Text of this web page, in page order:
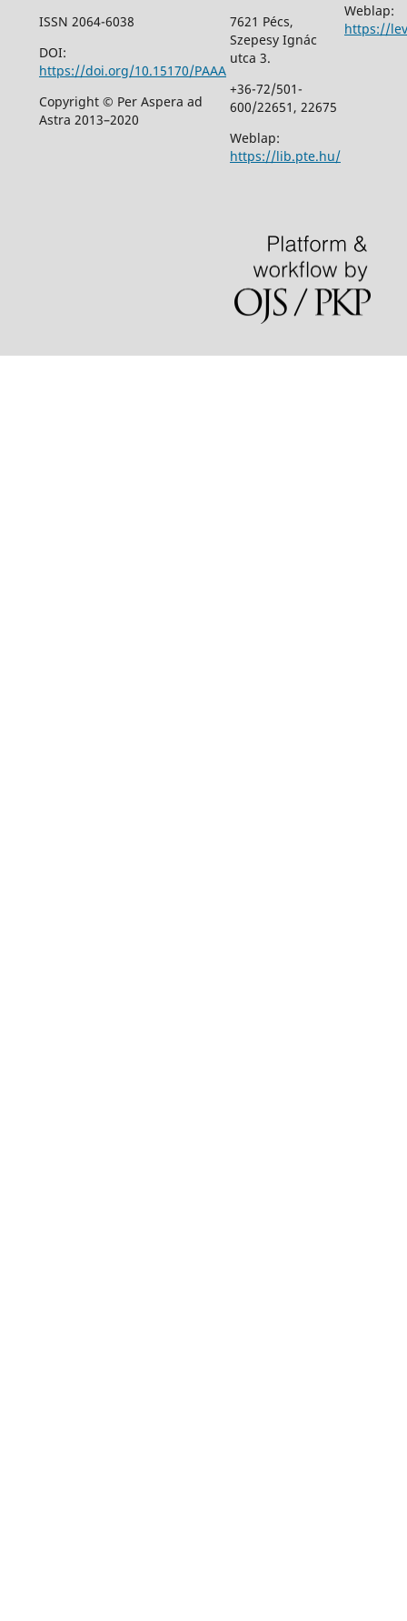
ISSN 2064-6038
DOI:
https://doi.org/10.15170/PAAA
Copyright © Per Aspera ad
Astra 2013–2020
7621 Pécs,
Szepesy Ignác
utca 3.
+36-72/501-
600/22651, 22675
Weblap:
https://lib.pte.hu/
Weblap:
https://